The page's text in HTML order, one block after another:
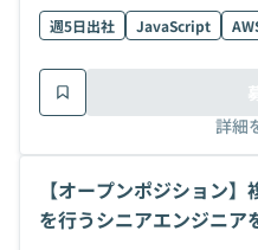
週5日出社 JavaScript
詳細
【オープンポジション
を行うシニアエンジニア